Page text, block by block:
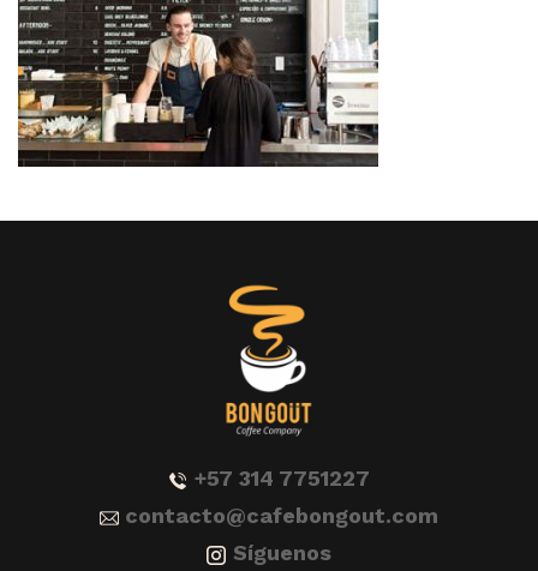
+57 314 7751227
contacto@cafebongout.com
Síguenos